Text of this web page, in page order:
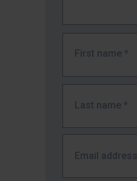
First name *
Last name *
Email address